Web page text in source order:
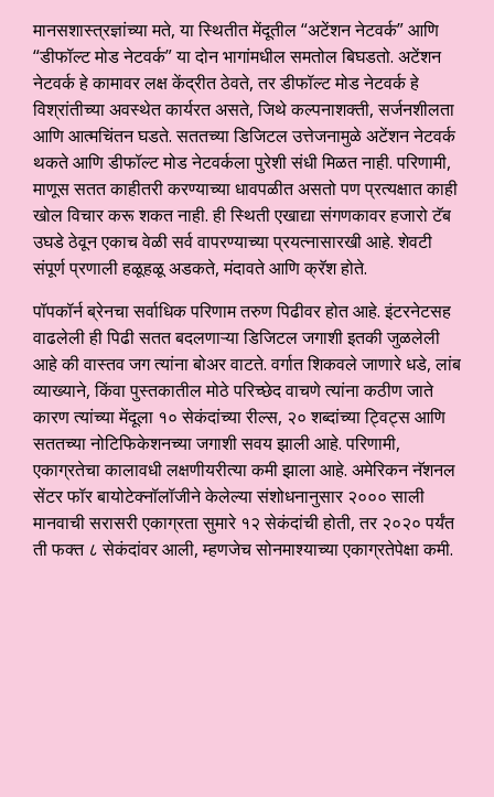
मानसशास्त्रज्ञांच्या मते, या स्थितीत मेंदूतील “अटेंशन नेटवर्क” आणि
“डीफॉल्ट मोड नेटवर्क” या दोन भागांमधील समतोल बिघडतो. अटेंशन
नेटवर्क हे कामावर लक्ष केंद्रीत ठेवते, तर डीफॉल्ट मोड नेटवर्क हे
विश्रांतीच्या अवस्थेत कार्यरत असते, जिथे कल्पनाशक्ती, सर्जनशीलता
आणि आत्मचिंतन घडते. सततच्या डिजिटल उत्तेजनामुळे अटेंशन नेटवर्क
थकते आणि डीफॉल्ट मोड नेटवर्कला पुरेशी संधी मिळत नाही. परिणामी,
माणूस सतत काहीतरी करण्याच्या धावपळीत असतो पण प्रत्यक्षात काही
खोल विचार करू शकत नाही. ही स्थिती एखाद्या संगणकावर हजारो टॅब
उघडे ठेवून एकाच वेळी सर्व वापरण्याच्या प्रयत्नासारखी आहे. शेवटी
संपूर्ण प्रणाली हळूहळू अडकते, मंदावते आणि क्रॅश होते.
पॉपकॉर्न ब्रेनचा सर्वाधिक परिणाम तरुण पिढीवर होत आहे. इंटरनेटसह
वाढलेली ही पिढी सतत बदलणाऱ्या डिजिटल जगाशी इतकी जुळलेली
आहे की वास्तव जग त्यांना बोअर वाटते. वर्गात शिकवले जाणारे धडे, लांब
व्याख्याने, किंवा पुस्तकातील मोठे परिच्छेद वाचणे त्यांना कठीण जाते
कारण त्यांच्या मेंदूला १० सेकंदांच्या रील्स, २० शब्दांच्या ट्विट्स आणि
सततच्या नोटिफिकेशनच्या जगाशी सवय झाली आहे. परिणामी,
एकाग्रतेचा कालावधी लक्षणीयरीत्या कमी झाला आहे. अमेरिकन नॅशनल
सेंटर फॉर बायोटेक्नॉलॉजीने केलेल्या संशोधनानुसार २००० साली
मानवाची सरासरी एकाग्रता सुमारे १२ सेकंदांची होती, तर २०२० पर्यंत
ती फक्त ८ सेकंदांवर आली, म्हणजेच सोनमाश्याच्या एकाग्रतेपेक्षा कमी.